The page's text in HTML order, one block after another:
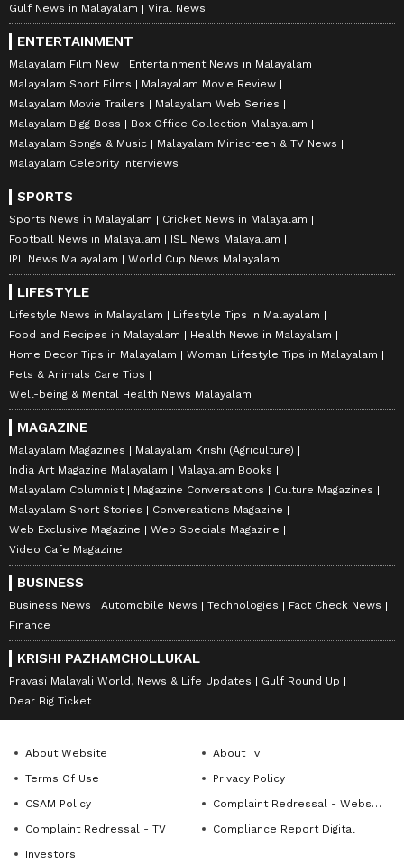
Gulf News in Malayalam
Viral News
ENTERTAINMENT
Malayalam Film New
Entertainment News in Malayalam
Malayalam Short Films
Malayalam Movie Review
Malayalam Movie Trailers
Malayalam Web Series
Malayalam Bigg Boss
Box Office Collection Malayalam
Malayalam Songs & Music
Malayalam Miniscreen & TV News
Malayalam Celebrity Interviews
SPORTS
Sports News in Malayalam
Cricket News in Malayalam
Football News in Malayalam
ISL News Malayalam
IPL News Malayalam
World Cup News Malayalam
LIFESTYLE
Lifestyle News in Malayalam
Lifestyle Tips in Malayalam
Food and Recipes in Malayalam
Health News in Malayalam
Home Decor Tips in Malayalam
Woman Lifestyle Tips in Malayalam
Pets & Animals Care Tips
Well-being & Mental Health News Malayalam
MAGAZINE
Malayalam Magazines
Malayalam Krishi (Agriculture)
India Art Magazine Malayalam
Malayalam Books
Malayalam Columnist
Magazine Conversations
Culture Magazines
Malayalam Short Stories
Conversations Magazine
Web Exclusive Magazine
Web Specials Magazine
Video Cafe Magazine
BUSINESS
Business News Automobile News Technologies
Fact Check News
Finance
KRISHI PAZHAMCHOLLUKAL
Pravasi Malayali World, News & Life Updates
Gulf Round Up
Dear Big Ticket
About Website
About Tv
Terms Of Use
Privacy Policy
CSAM Policy
Complaint Redressal - Website
Complaint Redressal - TV
Compliance Report Digital
Investors